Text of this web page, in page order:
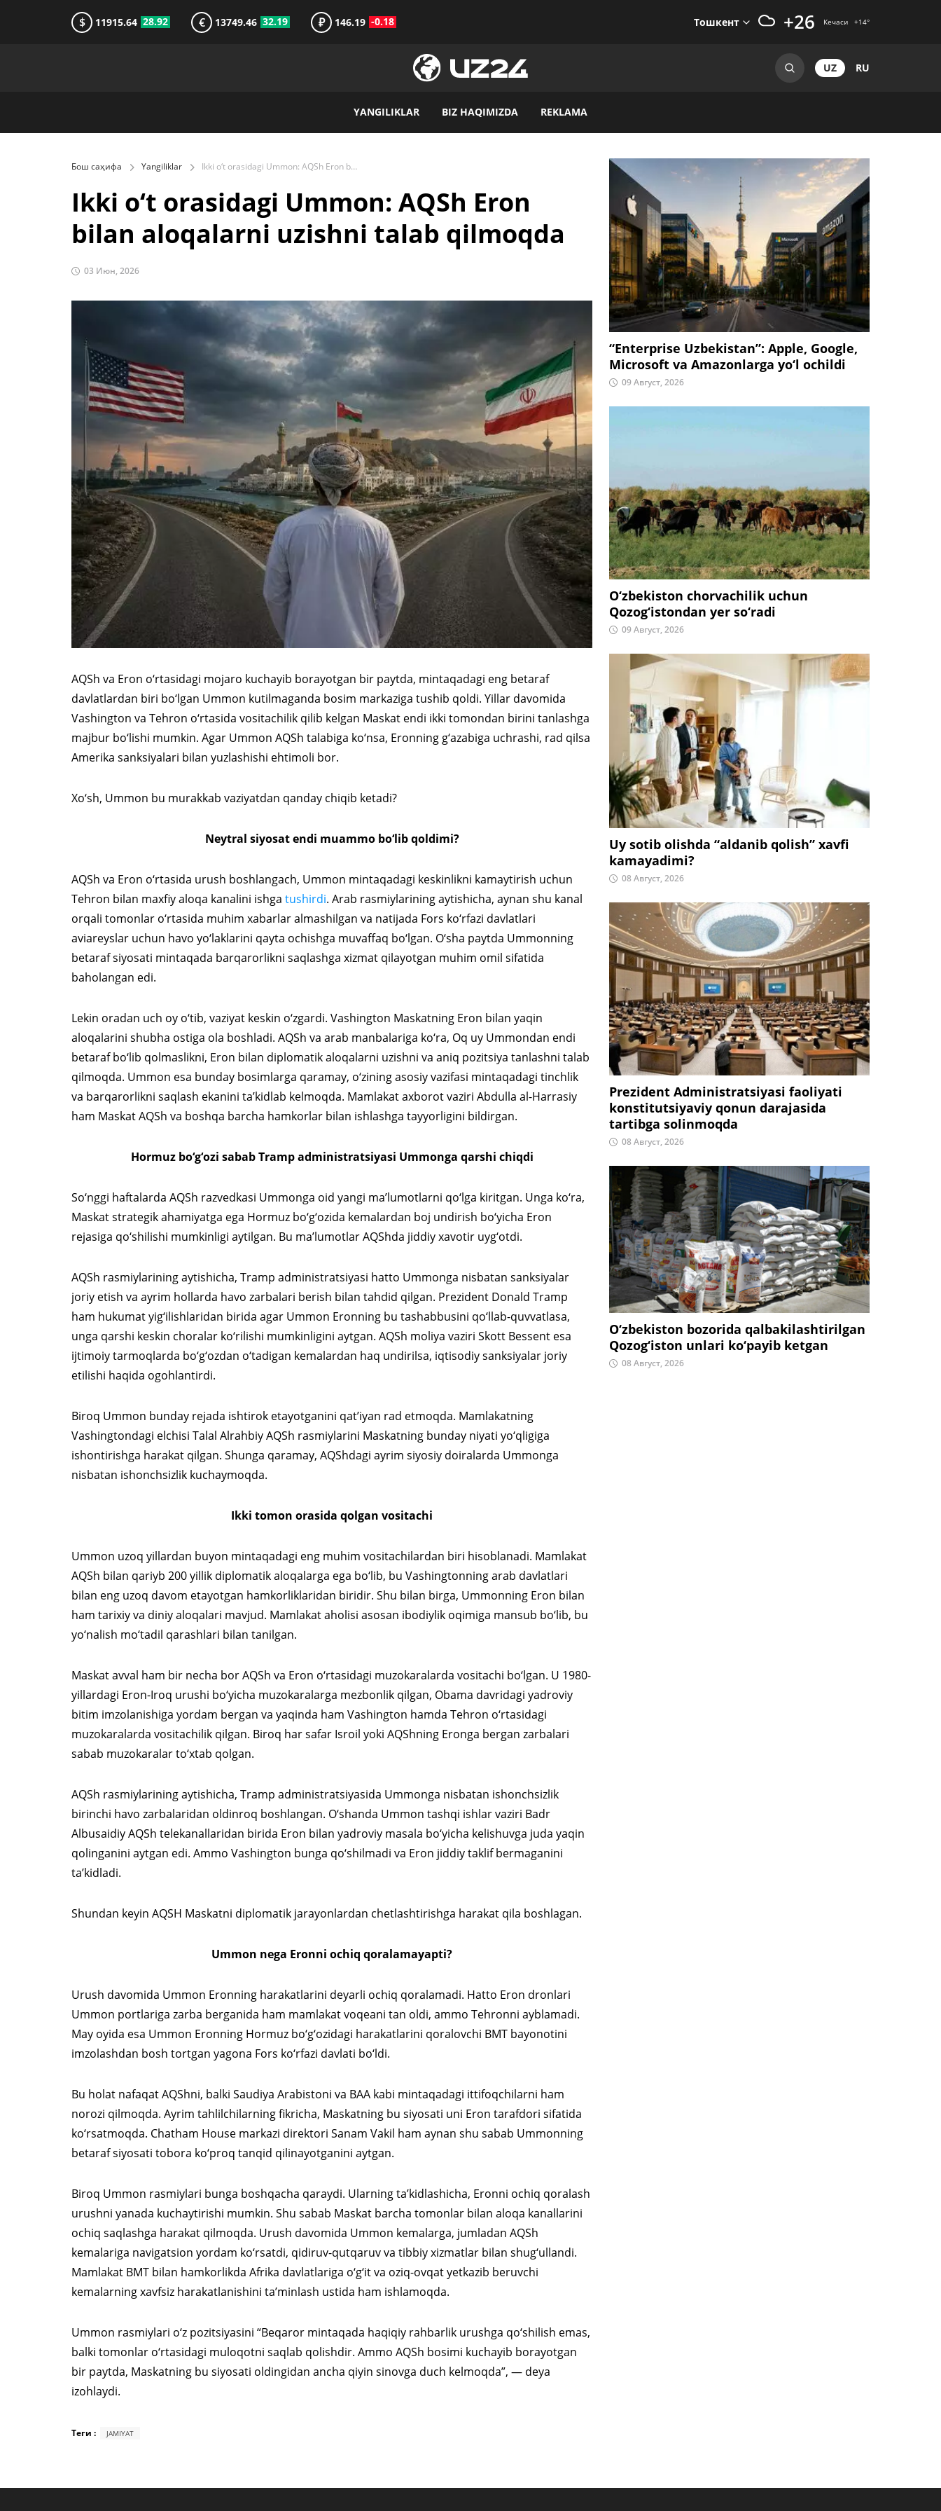
$ 11915.64 28.92 € 13749.46 32.19 ₽ 146.19 -0.18 Тошкент +26 Кечаси +14°
UZ RU
YANGILIKLAR BIZ HAQIMIZDA REKLAMA
Бош саҳифа Yangiliklar Ikki o‘t orasidagi Ummon: AQSh Eron bilan aloqalarni uzishni talab qilmoqda
Ikki o‘t orasidagi Ummon: AQSh Eron
bilan aloqalarni uzishni talab qilmoqda
03 Июн, 2026
AQSh va Eron o‘rtasidagi mojaro kuchayib borayotgan bir paytda, mintaqadagi eng betaraf
davlatlardan biri bo‘lgan Ummon kutilmaganda bosim markaziga tushib qoldi. Yillar davomida
Vashington va Tehron o‘rtasida vositachilik qilib kelgan Maskat endi ikki tomondan birini tanlashga
majbur bo‘lishi mumkin. Agar Ummon AQSh talabiga ko‘nsa, Eronning g‘azabiga uchrashi, rad qilsa
Amerika sanksiyalari bilan yuzlashishi ehtimoli bor.
Xo‘sh, Ummon bu murakkab vaziyatdan qanday chiqib ketadi?
Neytral siyosat endi muammo bo‘lib qoldimi?
AQSh va Eron o‘rtasida urush boshlangach, Ummon mintaqadagi keskinlikni kamaytirish uchun
Tehron bilan maxfiy aloqa kanalini ishga tushirdi. Arab rasmiylarining aytishicha, aynan shu kanal
orqali tomonlar o‘rtasida muhim xabarlar almashilgan va natijada Fors ko‘rfazi davlatlari
aviareyslar uchun havo yo‘laklarini qayta ochishga muvaffaq bo‘lgan. O‘sha paytda Ummonning
betaraf siyosati mintaqada barqarorlikni saqlashga xizmat qilayotgan muhim omil sifatida
baholangan edi.
Lekin oradan uch oy o‘tib, vaziyat keskin o‘zgardi. Vashington Maskatning Eron bilan yaqin
aloqalarini shubha ostiga ola boshladi. AQSh va arab manbalariga ko‘ra, Oq uy Ummondan endi
betaraf bo‘lib qolmaslikni, Eron bilan diplomatik aloqalarni uzishni va aniq pozitsiya tanlashni talab
qilmoqda. Ummon esa bunday bosimlarga qaramay, o‘zining asosiy vazifasi mintaqadagi tinchlik
va barqarorlikni saqlash ekanini ta’kidlab kelmoqda. Mamlakat axborot vaziri Abdulla al-Harrasiy
ham Maskat AQSh va boshqa barcha hamkorlar bilan ishlashga tayyorligini bildirgan.
Hormuz bo‘g‘ozi sabab Tramp administratsiyasi Ummonga qarshi chiqdi
So‘nggi haftalarda AQSh razvedkasi Ummonga oid yangi ma’lumotlarni qo‘lga kiritgan. Unga ko‘ra,
Maskat strategik ahamiyatga ega Hormuz bo‘g‘ozida kemalardan boj undirish bo‘yicha Eron
rejasiga qo‘shilishi mumkinligi aytilgan. Bu ma’lumotlar AQShda jiddiy xavotir uyg‘otdi.
AQSh rasmiylarining aytishicha, Tramp administratsiyasi hatto Ummonga nisbatan sanksiyalar
joriy etish va ayrim hollarda havo zarbalari berish bilan tahdid qilgan. Prezident Donald Tramp
ham hukumat yig‘ilishlaridan birida agar Ummon Eronning bu tashabbusini qo‘llab-quvvatlasa,
unga qarshi keskin choralar ko‘rilishi mumkinligini aytgan. AQSh moliya vaziri Skott Bessent esa
ijtimoiy tarmoqlarda bo‘g‘ozdan o‘tadigan kemalardan haq undirilsa, iqtisodiy sanksiyalar joriy
etilishi haqida ogohlantirdi.
Biroq Ummon bunday rejada ishtirok etayotganini qat’iyan rad etmoqda. Mamlakatning
Vashingtondagi elchisi Talal Alrahbiy AQSh rasmiylarini Maskatning bunday niyati yo‘qligiga
ishontirishga harakat qilgan. Shunga qaramay, AQShdagi ayrim siyosiy doiralarda Ummonga
nisbatan ishonchsizlik kuchaymoqda.
Ikki tomon orasida qolgan vositachi
Ummon uzoq yillardan buyon mintaqadagi eng muhim vositachilardan biri hisoblanadi. Mamlakat
AQSh bilan qariyb 200 yillik diplomatik aloqalarga ega bo‘lib, bu Vashingtonning arab davlatlari
bilan eng uzoq davom etayotgan hamkorliklaridan biridir. Shu bilan birga, Ummonning Eron bilan
ham tarixiy va diniy aloqalari mavjud. Mamlakat aholisi asosan ibodiylik oqimiga mansub bo‘lib, bu
yo‘nalish mo‘tadil qarashlari bilan tanilgan.
Maskat avval ham bir necha bor AQSh va Eron o‘rtasidagi muzokaralarda vositachi bo‘lgan. U 1980-
yillardagi Eron-Iroq urushi bo‘yicha muzokaralarga mezbonlik qilgan, Obama davridagi yadroviy
bitim imzolanishiga yordam bergan va yaqinda ham Vashington hamda Tehron o‘rtasidagi
muzokaralarda vositachilik qilgan. Biroq har safar Isroil yoki AQShning Eronga bergan zarbalari
sabab muzokaralar to‘xtab qolgan.
AQSh rasmiylarining aytishicha, Tramp administratsiyasida Ummonga nisbatan ishonchsizlik
birinchi havo zarbalaridan oldinroq boshlangan. O‘shanda Ummon tashqi ishlar vaziri Badr
Albusaidiy AQSh telekanallaridan birida Eron bilan yadroviy masala bo‘yicha kelishuvga juda yaqin
qolinganini aytgan edi. Ammo Vashington bunga qo‘shilmadi va Eron jiddiy taklif bermaganini
ta’kidladi.
Shundan keyin AQSH Maskatni diplomatik jarayonlardan chetlashtirishga harakat qila boshlagan.
Ummon nega Eronni ochiq qoralamayapti?
Urush davomida Ummon Eronning harakatlarini deyarli ochiq qoralamadi. Hatto Eron dronlari
Ummon portlariga zarba berganida ham mamlakat voqeani tan oldi, ammo Tehronni ayblamadi.
May oyida esa Ummon Eronning Hormuz bo‘g‘ozidagi harakatlarini qoralovchi BMT bayonotini
imzolashdan bosh tortgan yagona Fors ko‘rfazi davlati bo‘ldi.
Bu holat nafaqat AQShni, balki Saudiya Arabistoni va BAA kabi mintaqadagi ittifoqchilarni ham
norozi qilmoqda. Ayrim tahlilchilarning fikricha, Maskatning bu siyosati uni Eron tarafdori sifatida
ko‘rsatmoqda. Chatham House markazi direktori Sanam Vakil ham aynan shu sabab Ummonning
betaraf siyosati tobora ko‘proq tanqid qilinayotganini aytgan.
Biroq Ummon rasmiylari bunga boshqacha qaraydi. Ularning ta’kidlashicha, Eronni ochiq qoralash
urushni yanada kuchaytirishi mumkin. Shu sabab Maskat barcha tomonlar bilan aloqa kanallarini
ochiq saqlashga harakat qilmoqda. Urush davomida Ummon kemalarga, jumladan AQSh
kemalariga navigatsion yordam ko‘rsatdi, qidiruv-qutqaruv va tibbiy xizmatlar bilan shug‘ullandi.
Mamlakat BMT bilan hamkorlikda Afrika davlatlariga o‘g‘it va oziq-ovqat yetkazib beruvchi
kemalarning xavfsiz harakatlanishini ta’minlash ustida ham ishlamoqda.
Ummon rasmiylari o‘z pozitsiyasini “Beqaror mintaqada haqiqiy rahbarlik urushga qo‘shilish emas,
balki tomonlar o‘rtasidagi muloqotni saqlab qolishdir. Ammo AQSh bosimi kuchayib borayotgan
bir paytda, Maskatning bu siyosati oldingidan ancha qiyin sinovga duch kelmoqda”, — deya
izohlaydi.
Теги : JAMIYAT
“Enterprise Uzbekistan”: Apple, Google,
Microsoft va Amazonlarga yo‘l ochildi
09 Август, 2026
O‘zbekiston chorvachilik uchun
Qozog‘istondan yer so‘radi
09 Август, 2026
Uy sotib olishda “aldanib qolish” xavfi
kamayadimi?
08 Август, 2026
Prezident Administratsiyasi faoliyati
konstitutsiyaviy qonun darajasida
tartibga solinmoqda
08 Август, 2026
O‘zbekiston bozorida qalbakilashtirilgan
Qozog‘iston unlari ko‘payib ketgan
08 Август, 2026